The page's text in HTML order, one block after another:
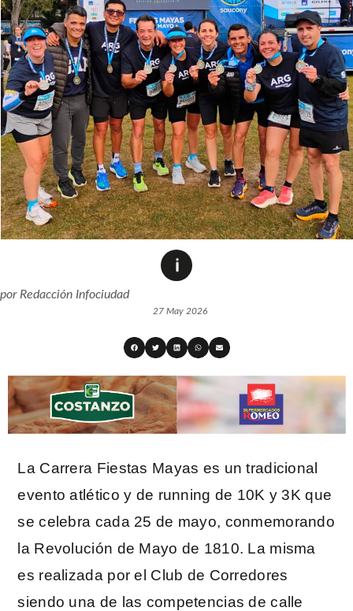
porRedacción Infociudad
27 May 2026
La Carrera Fiestas Mayas es un tradicional
evento atlético y de running de 10K y 3K que
se celebra cada 25 de mayo, conmemorando
la Revolución de Mayo de 1810. La misma
es realizada por el Club de Corredores
siendo una de las competencias de calle